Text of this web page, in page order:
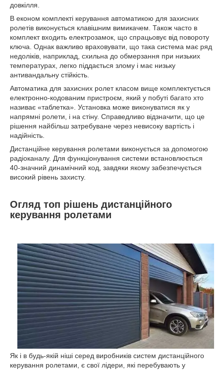
довкілля.
В економ комплекті керування автоматикою для захисних
ролетів виконується клавішним вимикачем. Також часто в
комплект входить електрозамок, що спрацьовує від повороту
ключа. Однак важливо враховувати, що така система має ряд
недоліків, наприклад, схильна до обмерзання при низьких
температурах, легко піддається злому і має низьку
антивандальну стійкість.
Автоматика для захисних ролет класом вище комплектується
електронно-кодованим пристроєм, який у побуті багато хто
називає «таблетка». Установка може виконуватися як у
напрямні ролети, і на стіну. Справедливо відзначити, що це
рішення найбільш затребуване через невисоку вартість і
надійність.
Дистанційне керування ролетами виконується за допомогою
радіоканалу. Для функціонування системи встановлюється
40-значний динамічний код, завдяки якому забезпечується
високий рівень захисту.
Огляд топ рішень дистанційного
керування ролетами
Як і в будь-якій ніші серед виробників систем дистанційного
керування ролетами, є свої лідери, які перебувають у